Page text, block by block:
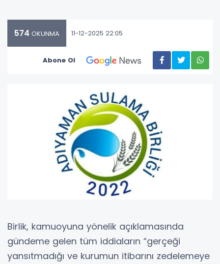
574 OKUNMA 11-12-2025 22:05
Abone Ol
Birlik, kamuoyuna yönelik açıklamasında
gündeme gelen tüm iddiaların “gerçeği
yansıtmadığı ve kurumun itibarını zedelemeye